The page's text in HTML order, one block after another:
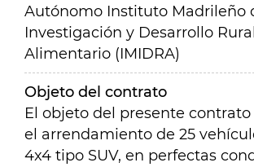
Autónomo Instituto Madrileño
Investigación y Desarrollo
Alimentario (IMIDRA)
Objeto del contrato
El objeto del presente
el arrendamiento de 25
4x4 tipo SUV, en perfectas